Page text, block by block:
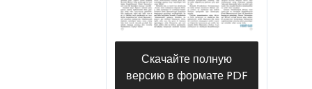
Скачайте полную
версию в формате PDF